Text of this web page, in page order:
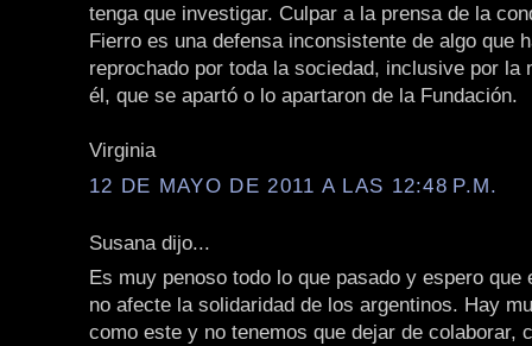
tenga que investigar. Culpar a la prensa de la
Fierro es una defensa inconsistente de algo que
reprochado por toda la sociedad, inclusive por la
él, que se apartó o lo apartaron de la Fundación.
Virginia
12 DE MAYO DE 2011 A LAS 12:48 P.M.
Susana dijo...
Es muy penoso todo lo que pasado y espero que
no afecte la solidaridad de los argentinos. Hay
como este y no tenemos que dejar de colaborar,